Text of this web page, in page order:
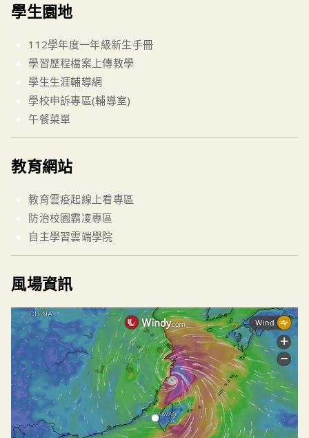
學生園地
112學年度一年級新生手冊
學習歷程檔案上傳教學
學生生涯輔導網
學校申訴專區(輔導室)
午餐菜單
教育網站
教育雲疫起線上看專區
防治校園霸凌專區
自主學習雲端學院
風場資訊